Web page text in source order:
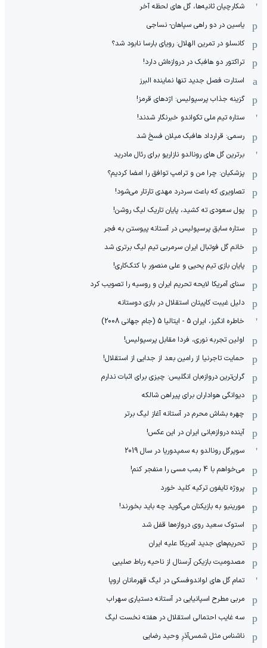
شکارچیان ثانیه‌ها، گل های لحظه آخر
یاسین در دو راهی سپاهان- نساجی
کانسلو در تمرین الهلال: رویای بارسا نابود شد؟
تراکتور دو هافبک در دروازه‌اش دارد!
استارت فصل جدید تنها نماینده البرز
گزینه جذاب پرسپولیس: اژدهای قرمز!
ستاره تیم ملی تکواندو خبرنگار شدند!
رسمی: قرارداد هافبک میلان فسخ شد
برترین گل های رونالدو نازاریو برای رئال مادرید
پزشکیان: چرا من و ترامپ توافق را امضا کردیم؟
تصاویری که باعث سردرد مهدی تارتار می‌شود!
پول سعودی ته کشید، پایان تاریک لیگ روشن!
ستاره سابق پرسپولیس در آستانه پیوستن به فجر
خانم گل فوتبال ایران سرمربی تیم لیگ برتری شد
پایان بازی تیم یحیی و علی منصور با کتک‌کاری!
سنای آمریکا لایحه تحریم ایران و روسیه را تصویب کرد
دلیل غیبت کاپیتان استقلال در بازی دوستانه
خاطره انگیز، ایران 5 - ایتالیا 5 (جام جهانی 2008)
اولین تجربه نوری، فردا مقابل پرسپولیس!
حمایت تاجرنیا از رامین بعد از جدایی از استقلال!
گران‌ترین دروازه‌بان انگلیس: چیزی برای اثبات ندارم
دیوانگی هواداران برای پیراهن شالکه
چهره بشاش محرم در آستانه آغاز لیگ برتر
آینده دروازه‌بانی ایران در این عکس!
سوپرگل رونالدو به سمپدوریا در سال 2019
می‌خواهم با 4 بمب مسی را منفجر کنم!
پروژه تایفون ترکیه کلید خورد
مورینیو به بازیکنان می‌گوید چه باید بخورند!
استوک سعید روی دروازه‌ها قفل شد
تحریم‌های جدید آمریکا علیه ایران
مصدومیت بازیکن آرسنال از ناحیه رباط صلیبی
تمام گل های لواندوفسکی در لیگ قهرمانان اروپا
مربی مطرح اسپانیایی در آستانه دستیاری سهراب
سه غایب احتمالی استقلال در هفته نخست لیگ
ناشناس مثل شمس‌آذرِ وحید رضایی